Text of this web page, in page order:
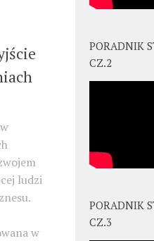
ludzi
w
PORADNIK
CZ.2
PORADNIK
CZ.3